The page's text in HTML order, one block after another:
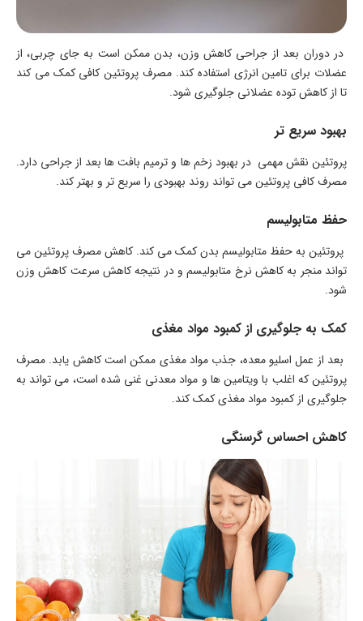
در دوران بعد از جراحی کاهش وزن، بدن ممکن است به جای چربی، از
عضلات برای تامین انرژی استفاده کند. مصرف پروتئین کافی کمک می ‌کند
تا از کاهش توده عضلانی جلوگیری شود.
بهبود سریع ‌تر
پروتئین نقش مهمی در بهبود زخم ‌ها و ترمیم بافت‌ ها بعد از جراحی دارد.
مصرف کافی پروتئین می ‌تواند روند بهبودی را سریع‌ تر و بهتر کند.
حفظ متابولیسم
پروتئین به حفظ متابولیسم بدن کمک می ‌کند. کاهش مصرف پروتئین می
‌تواند منجر به کاهش نرخ متابولیسم و در نتیجه کاهش سرعت کاهش وزن
شود.
کمک به جلوگیری از کمبود مواد مغذی
بعد از عمل اسلیو معده، جذب مواد مغذی ممکن است کاهش یابد. مصرف
پروتئین که اغلب با ویتامین ‌ها و مواد معدنی غنی شده است، می ‌تواند به
جلوگیری از کمبود مواد مغذی کمک کند.
کاهش احساس گرسنگی